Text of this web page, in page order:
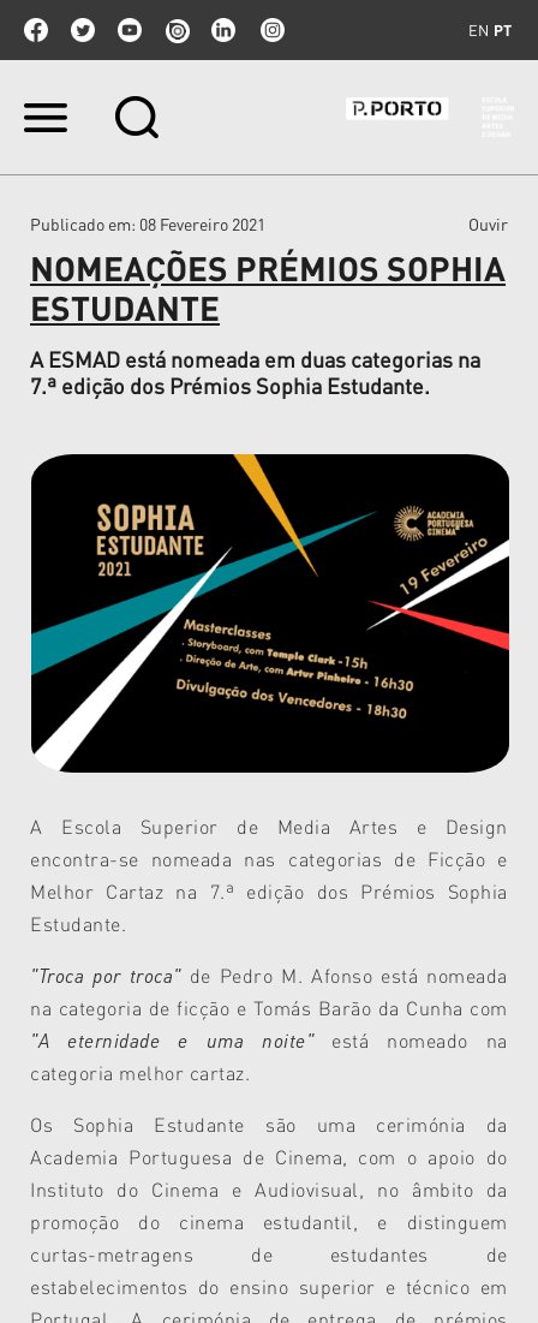
EN PT
Ir
Ir
navegação
Publicado em: 08 Fevereiro 2021 Ouvir
NOMEAÇÕES PRÉMIOS SOPHIA
ESTUDANTE
A ESMAD está nomeada em duas categorias na
7.ª edição dos Prémios Sophia Estudante.
A Escola Superior de Media Artes e Design
encontra-se nomeada nas categorias de Ficção e
Melhor Cartaz na 7.ª edição dos Prémios Sophia
Estudante.
"Troca por troca"de Pedro M. Afonso está nomeada
na categoria de ficção e Tomás Barão da Cunha com
"A eternidade e uma noite"está nomeado na
categoria melhor cartaz.
Os Sophia Estudante são uma cerimónia da
Academia Portuguesa de Cinema, com o apoio do
Instituto do Cinema e Audiovisual, no âmbito da
promoção do cinema estudantil, e distinguem
curtas-metragens de estudantes de
estabelecimentos do ensino superior e técnico em